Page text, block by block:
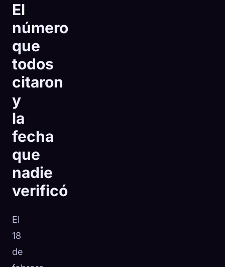
El
número
que
todos
citaron
y
la
fecha
que
nadie
verificó
El
18
de